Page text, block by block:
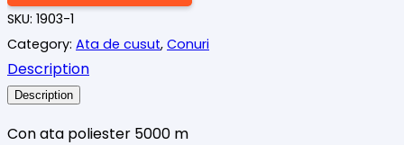
cusut
surfilat,
negru
SKU: 1903-1
Category: Ata de cusut, Conuri
Description
Description
Con ata poliester 5000 m